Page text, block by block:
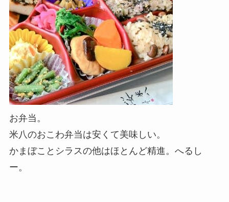
お弁当。
米八のおこわ弁当は安くて美味しい。
かまぼことシラスの他はほとんど精進。へるし
ー。